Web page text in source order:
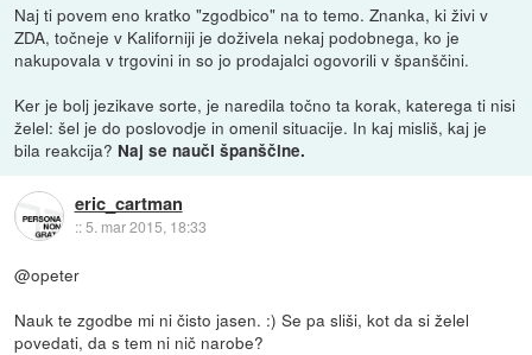
Naj ti povem eno kratko "zgodbico" na to temo. Znanka, ki živi v
ZDA, točneje v Kaliforniji je doživela nekaj podobnega, ko je
nakupovala v trgovini in so jo prodajalci ogovorili v španščini.
Ker je bolj jezikave sorte, je naredila točno ta korak, katerega ti nisi
želel: šel je do poslovodje in omenil situacije. In kaj misliš, kaj je
bila reakcija? Naj se nauči španščine.
eric_cartman
::5. mar 2015, 18:33
@opeter
Nauk te zgodbe mi ni čisto jasen. :) Se pa sliši, kot da si želel
povedati, da s tem ni nič narobe?